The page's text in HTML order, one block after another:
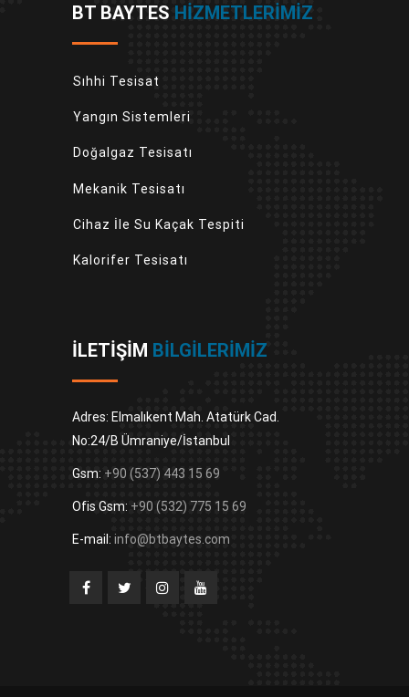
BT BAYTES HIZMETLERIMIZ
Sıhhi Tesisat
Yangın Sistemleri
Doğalgaz Tesisatı
Mekanik Tesisatı
Cihaz İle Su Kaçak Tespiti
Kalorifer Tesisatı
İLETIŞIM BILGILERIMIZ
Adres: Elmalıkent Mah. Atatürk Cad.
No:24/B Ümraniye/İstanbul
Gsm: +90 (537) 443 15 69
Ofis Gsm: +90 (532) 775 15 69
E-mail: info@btbaytes.com